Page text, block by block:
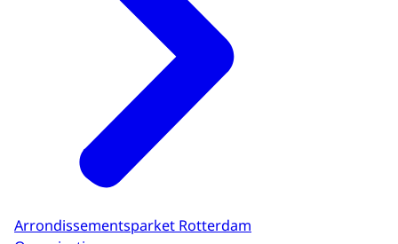
Arrondissementsparket Rotterdam